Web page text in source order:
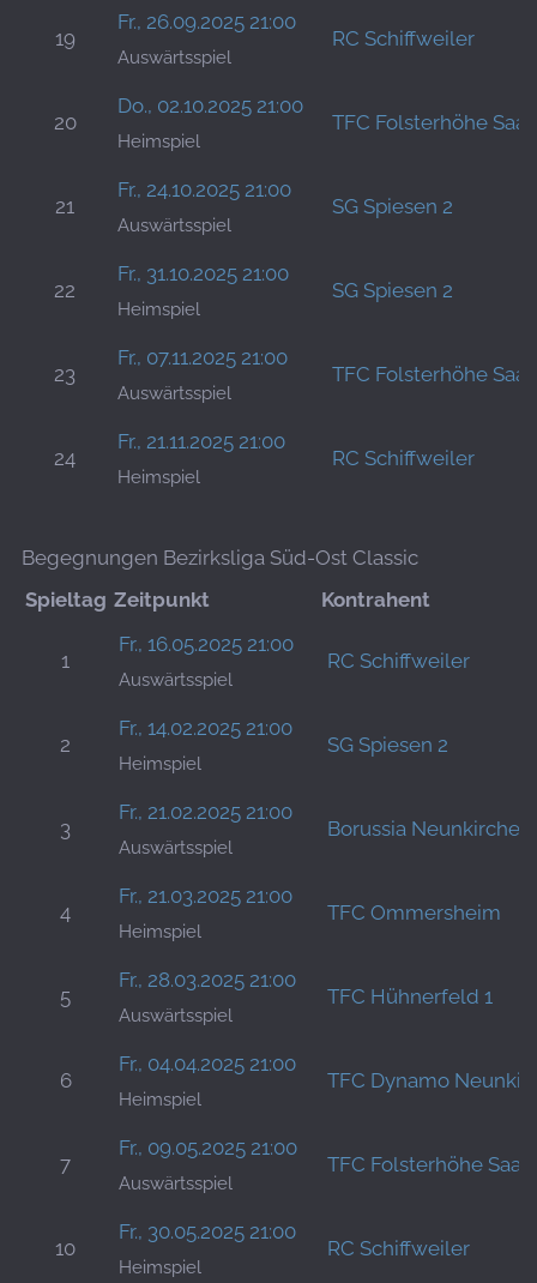
19
Fr., 26.09.2025 21:00
Auswärtsspiel
RC Schiffweiler
20
Do., 02.10.2025 21:00
Heimspiel
TFC Folsterhöhe
21
Fr., 24.10.2025 21:00
Auswärtsspiel
SG Spiesen 2
22
Fr., 31.10.2025 21:00
Heimspiel
SG Spiesen 2
23
Fr., 07.11.2025 21:00
Auswärtsspiel
TFC Folsterhöhe
24
Fr., 21.11.2025 21:00
Heimspiel
RC Schiffweiler
Begegnungen Bezirksliga Süd-Ost Classic
Spieltag Zeitpunkt Kontrahent
1
Fr., 16.05.2025 21:00
Auswärtsspiel
RC Schiffweiler
2
Fr., 14.02.2025 21:00
Heimspiel
SG Spiesen 2
3
Fr., 21.02.2025 21:00
Auswärtsspiel
Borussia Neunkirchen
4
Fr., 21.03.2025 21:00
Heimspiel
TFC Ommersheim
5
Fr., 28.03.2025 21:00
Auswärtsspiel
TFC Hühnerfeld 1
6
Fr., 04.04.2025 21:00
Heimspiel
TFC Dynamo
7
Fr., 09.05.2025 21:00
Auswärtsspiel
TFC Folsterhöhe
10
Fr., 30.05.2025 21:00
Heimspiel
RC Schiffweiler